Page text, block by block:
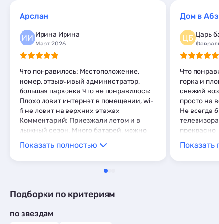
Апартаменты
Мини-отели 2
Глэмпинги 2
Шале 6
Арслан
ИИ Ирина Ирина
Март 2026
Что понравилось: Местоположение,
номер, отзывчивый администратор,
большая парковка Что не понравилось:
Плохо ловит интернет в помещении, wi-
fi не ловит на верхних этажах
Комментарий: Приезжали летом и в
лыжный сезон. Много батарей, можно
просушить все, что нужно. В номере
есть чайник, кружки/тарелки/приборы.
На этаже микроволновка, очень удобно.
Рядом есть столовая, с ребёнком
отдыха минут 10 не спеша, в детском
темпе, до глц 2минуты на машине. Нам
Показать полностью
Дом в
ЦБ Царь
Что
горка и
свежий
просто на
Не всегда
прекрасно
Показать
Подборки по критериям
по звездам